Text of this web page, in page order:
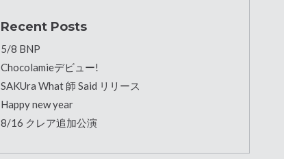
Recent Posts
5/8 BNP
Chocolamieデビュー!
SAKUra What 師 Said リリース
Happy new year
8/16 クレア追加公演